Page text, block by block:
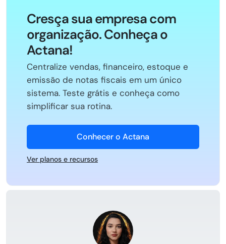
Cresça sua empresa com
organização. Conheça o
Actana!
Centralize vendas, financeiro, estoque e
emissão de notas fiscais em um único
sistema. Teste grátis e conheça como
simplificar sua rotina.
Conhecer o Actana
Ver planos e recursos